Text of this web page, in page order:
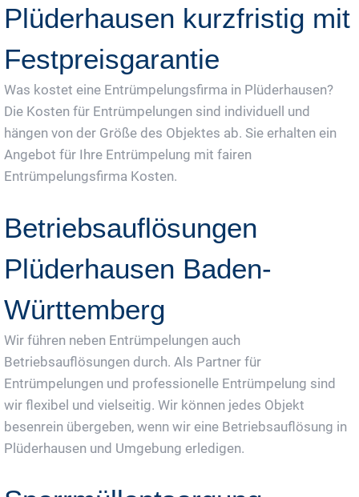
Plüderhausen kurzfristig mit
Festpreisgarantie
Was kostet eine Entrümpelungsfirma in Plüderhausen?
Die Kosten für Entrümpelungen sind individuell und
hängen von der Größe des Objektes ab. Sie erhalten ein
Angebot für Ihre Entrümpelung mit fairen
Entrümpelungsfirma Kosten.
Betriebsauflösungen
Plüderhausen Baden-
Württemberg
Wir führen neben Entrümpelungen auch
Betriebsauflösungen durch. Als Partner für
Entrümpelungen und professionelle Entrümpelung sind
wir flexibel und vielseitig. Wir können jedes Objekt
besenrein übergeben, wenn wir eine Betriebsauflösung in
Plüderhausen und Umgebung erledigen.